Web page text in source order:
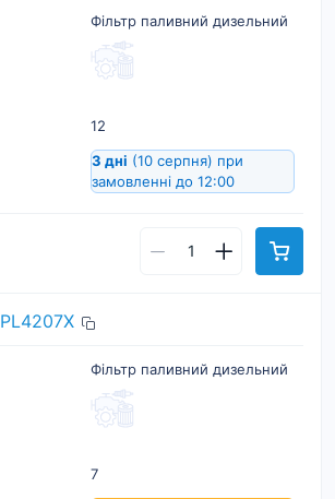
Фільтр паливний дизельний
12
3 дні (10 серпня) при
замовленні до 12:00
PL4207X
Фільтр паливний дизельний
7